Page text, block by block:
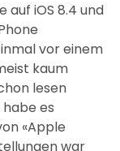
auf iOS 8.4 und
vor einem
kaum
lesen
es
«Apple
war